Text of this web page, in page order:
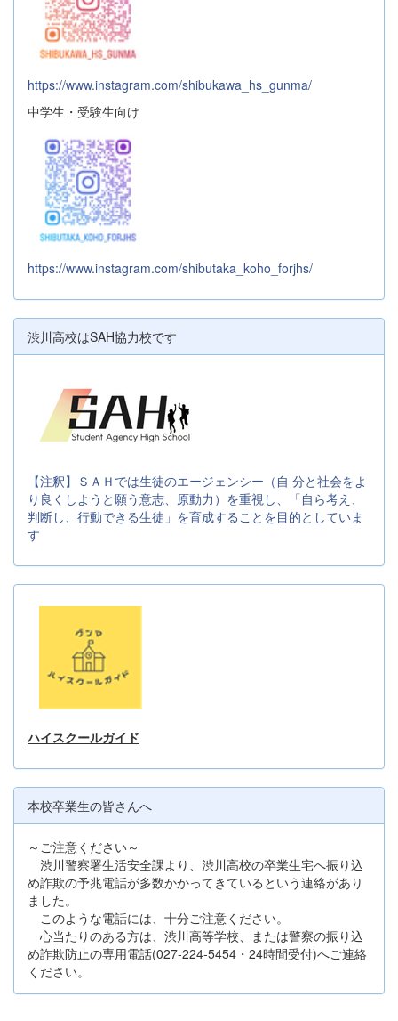
https://www.instagram.com/shibukawa_hs_gunma/
中学生・受験生向け
https://www.instagram.com/shibutaka_koho_forjhs/
渋川高校はSAH協力校です
【注釈】ＳＡＨでは生徒のエージェンシー（自 分と社会をよ
り良くしようと願う意志、原動力）を重視し、「自ら考え、
判断し、行動できる生徒」を育成することを目的としていま
す
ハイスクールガイド
本校卒業生の皆さんへ
～ご注意ください～
渋川警察署生活安全課より、渋川高校の卒業生宅へ振り込
め詐欺の予兆電話が多数かかってきているという連絡があり
ました。
このような電話には、十分ご注意ください。
心当たりのある方は、渋川高等学校、または警察の振り込
め詐欺防止の専用電話(027-224-5454・24時間受付)へご連絡
ください。